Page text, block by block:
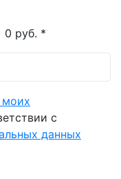
0 руб. *
моих
с
данных